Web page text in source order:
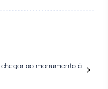
ao monumento à